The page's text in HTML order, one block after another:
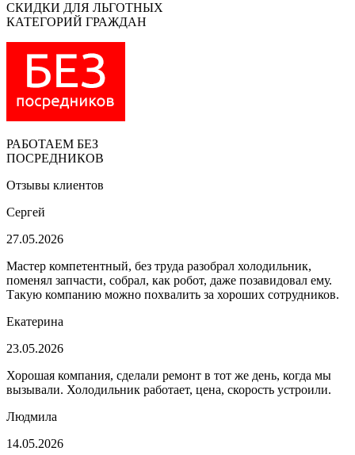
СКИДКИ ДЛЯ ЛЬГОТНЫХ
КАТЕГОРИЙ ГРАЖДАН
РАБОТАЕМ БЕЗ
ПОСРЕДНИКОВ
Отзывы клиентов
Сергей
27.05.2026
Мастер компетентный, без труда разобрал холодильник,
поменял запчасти, собрал, как робот, даже позавидовал ему.
Такую компанию можно похвалить за хороших сотрудников.
Екатерина
23.05.2026
Хорошая компания, сделали ремонт в тот же день, когда мы
вызывали. Холодильник работает, цена, скорость устроили.
Людмила
14.05.2026